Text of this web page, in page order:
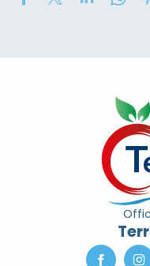
2eme nuit des étoiles
Marché nocturne
Exposition de
Exposition de
Exposition :
[Exposition]
Stage de natation
Exposition : au jardin
Marche douce et
Concerts à l'Envers